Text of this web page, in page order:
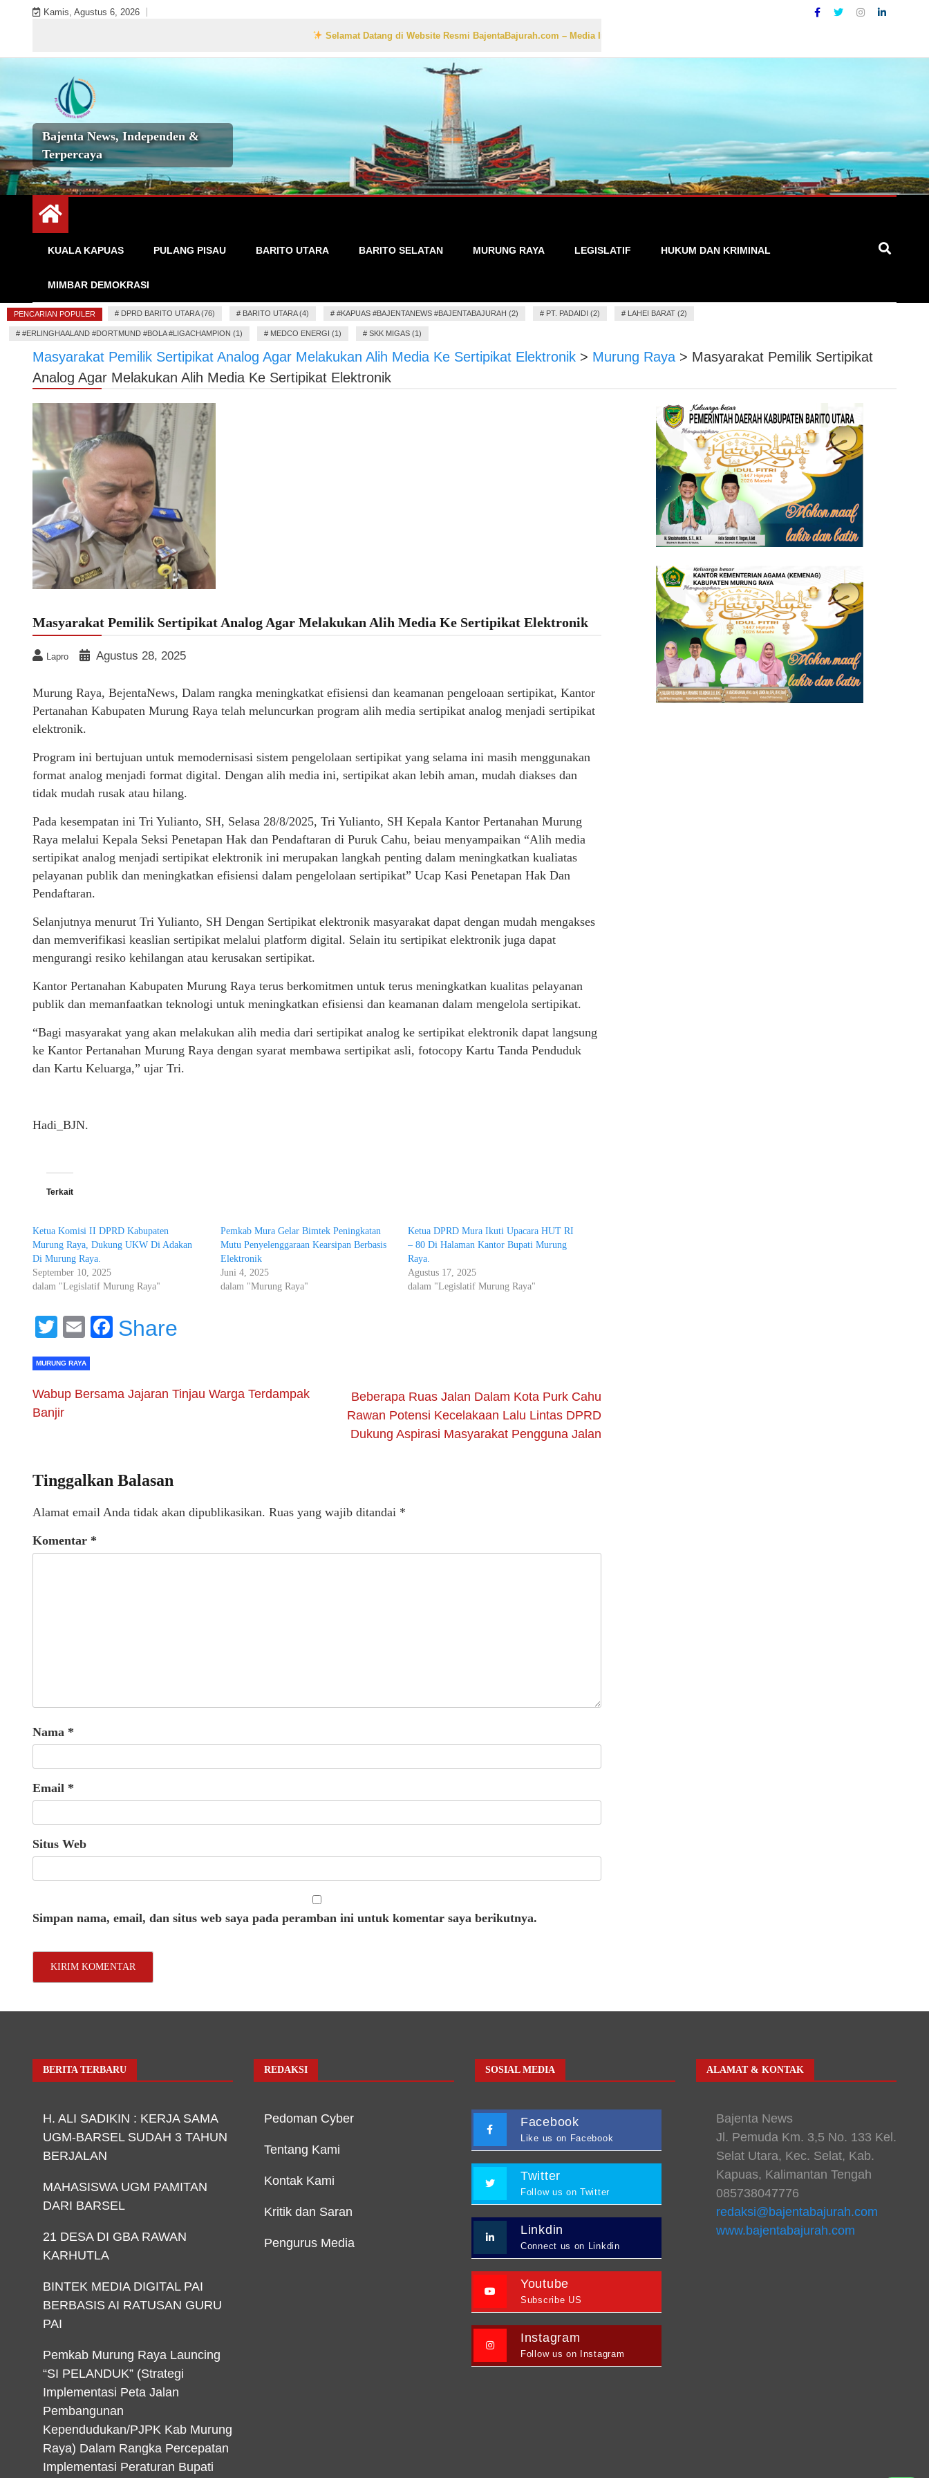
Kamis, Agustus 6, 2026
Selamat Datang di Website Resmi BajentaBajurah.com – Media Informasi Lokal yang Akurat, Cepat, dan Terpercaya
Bajenta News, Independen &
Terpercaya
KUALA KAPUAS PULANG PISAU BARITO UTARA BARITO SELATAN MURUNG RAYA LEGISLATIF HUKUM DAN KRIMINAL
MIMBAR DEMOKRASI
PENCARIAN POPULER # DPRD BARITO UTARA (76) # BARITO UTARA (4) # #KAPUAS #BAJENTANEWS #BAJENTABAJURAH (2) # PT. PADAIDI (2) # LAHEI BARAT (2)
# #ERLINGHAALAND #DORTMUND #BOLA #LIGACHAMPION (1) # MEDCO ENERGI (1) # SKK MIGAS (1)
Masyarakat Pemilik Sertipikat Analog Agar Melakukan Alih Media Ke Sertipikat Elektronik > Murung Raya > Masyarakat Pemilik Sertipikat
Analog Agar Melakukan Alih Media Ke Sertipikat Elektronik
Masyarakat Pemilik Sertipikat Analog Agar Melakukan Alih Media Ke Sertipikat Elektronik
Lapro Agustus 28, 2025
Murung Raya, BejentaNews, Dalam rangka meningkatkat efisiensi dan keamanan pengeloaan sertipikat, Kantor
Pertanahan Kabupaten Murung Raya telah meluncurkan program alih media sertipikat analog menjadi sertipikat
elektronik.
Program ini bertujuan untuk memodernisasi sistem pengelolaan sertipikat yang selama ini masih menggunakan
format analog menjadi format digital. Dengan alih media ini, sertipikat akan lebih aman, mudah diakses dan
tidak mudah rusak atau hilang.
Pada kesempatan ini Tri Yulianto, SH, Selasa 28/8/2025, Tri Yulianto, SH Kepala Kantor Pertanahan Murung
Raya melalui Kepala Seksi Penetapan Hak dan Pendaftaran di Puruk Cahu, beiau menyampaikan “Alih media
sertipikat analog menjadi sertipikat elektronik ini merupakan langkah penting dalam meningkatkan kualiatas
pelayanan publik dan meningkatkan efisiensi dalam pengelolaan sertipikat” Ucap Kasi Penetapan Hak Dan
Pendaftaran.
Selanjutnya menurut Tri Yulianto, SH Dengan Sertipikat elektronik masyarakat dapat dengan mudah mengakses
dan memverifikasi keaslian sertipikat melalui platform digital. Selain itu sertipikat elektronik juga dapat
mengurangi resiko kehilangan atau kerusakan sertipikat.
Kantor Pertanahan Kabupaten Murung Raya terus berkomitmen untuk terus meningkatkan kualitas pelayanan
publik dan memanfaatkan teknologi untuk meningkatkan efisiensi dan keamanan dalam mengelola sertipikat.
“Bagi masyarakat yang akan melakukan alih media dari sertipikat analog ke sertipikat elektronik dapat langsung
ke Kantor Pertanahan Murung Raya dengan syarat membawa sertipikat asli, fotocopy Kartu Tanda Penduduk
dan Kartu Keluarga,” ujar Tri.
Hadi_BJN.
Terkait
Ketua Komisi II DPRD Kabupaten
Murung Raya, Dukung UKW Di Adakan
Di Murung Raya.
September 10, 2025
dalam "Legislatif Murung Raya"
Pemkab Mura Gelar Bimtek Peningkatan
Mutu Penyelenggaraan Kearsipan Berbasis
Elektronik
Juni 4, 2025
dalam "Murung Raya"
Ketua DPRD Mura Ikuti Upacara HUT RI
– 80 Di Halaman Kantor Bupati Murung
Raya.
Agustus 17, 2025
dalam "Legislatif Murung Raya"
Twitter
EmailFacebook
Share
MURUNG RAYA
Wabup Bersama Jajaran Tinjau Warga Terdampak
Banjir
Beberapa Ruas Jalan Dalam Kota Purk Cahu
Rawan Potensi Kecelakaan Lalu Lintas DPRD
Dukung Aspirasi Masyarakat Pengguna Jalan
Tinggalkan Balasan
Alamat email Anda tidak akan dipublikasikan. Ruas yang wajib ditandai *
Komentar *
Nama *
Email *
Situs Web
Simpan nama, email, dan situs web saya pada peramban ini untuk komentar saya berikutnya.
BERITA TERBARU
H. ALI SADIKIN : KERJA SAMA
UGM-BARSEL SUDAH 3 TAHUN
BERJALAN
MAHASISWA UGM PAMITAN
DARI BARSEL
21 DESA DI GBA RAWAN
KARHUTLA
BINTEK MEDIA DIGITAL PAI
BERBASIS AI RATUSAN GURU
PAI
Pemkab Murung Raya Launcing
“SI PELANDUK” (Strategi
Implementasi Peta Jalan
Pembangunan
Kependudukan/PJPK Kab Murung
Raya) Dalam Rangka Percepatan
Implementasi Peraturan Bupati
REDAKSI
Pedoman Cyber
Tentang Kami
Kontak Kami
Kritik dan Saran
Pengurus Media
SOSIAL MEDIA
Facebook
Like us on Facebook
Twitter
Follow us on Twitter
Linkdin
Connect us on Linkdin
Youtube
Subscribe US
Instagram
Follow us on Instagram
ALAMAT & KONTAK
Bajenta News
Jl. Pemuda Km. 3,5 No. 133 Kel.
Selat Utara, Kec. Selat, Kab.
Kapuas, Kalimantan Tengah
085738047776
redaksi@bajentabajurah.com
www.bajentabajurah.com